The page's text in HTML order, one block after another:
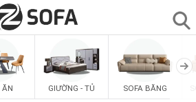
ĂN GIƯỜNG - TỦ SOFA BĂNG